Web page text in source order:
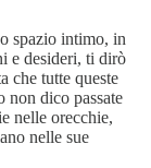
spazio intimo, in
e desideri, ti dirò
che tutte queste
non dico passate
nelle orecchie,
nelle sue